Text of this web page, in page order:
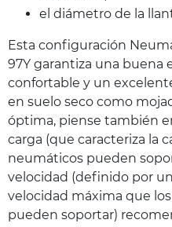
el diámetro de la
Esta configuración
97Y garantiza una buena
confortable y un
en suelo seco como
óptima, piense también
carga (que caracteriza la
neumáticos pueden
velocidad (definido por
velocidad máxima que
pueden soportar)